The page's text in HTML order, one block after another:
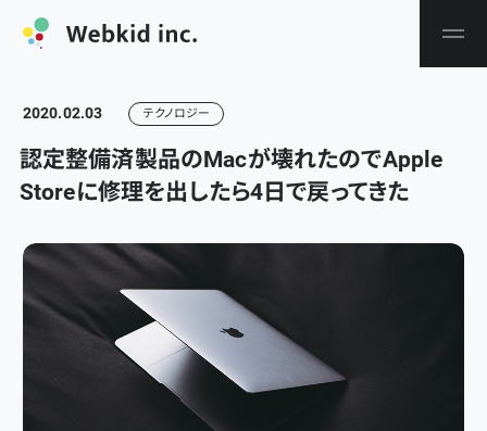
2020.02.03 テクノロジー
認定整備済製品のMacが壊れたのでApple
Storeに修理を出したら4日で戻ってきた